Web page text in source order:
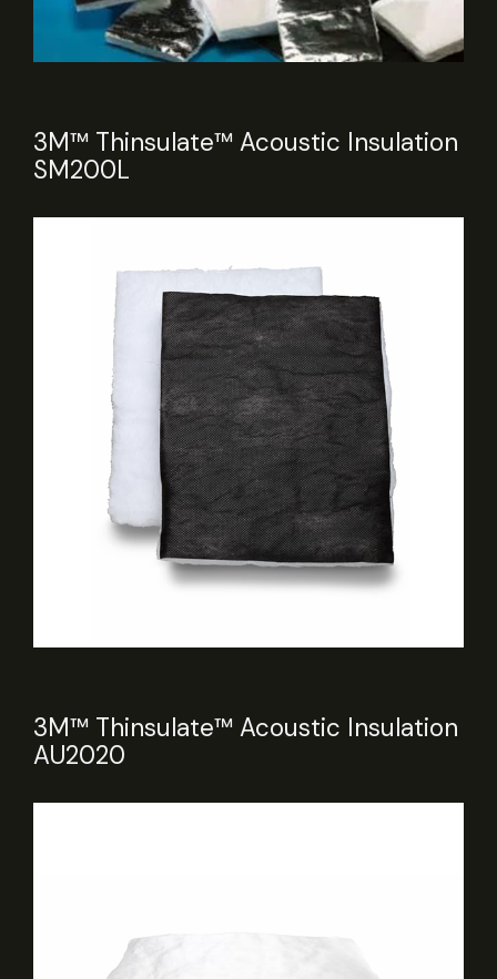
3M™ Thinsulate™ Acoustic Insulation
SM200L
3M™ Thinsulate™ Acoustic Insulation
AU2020